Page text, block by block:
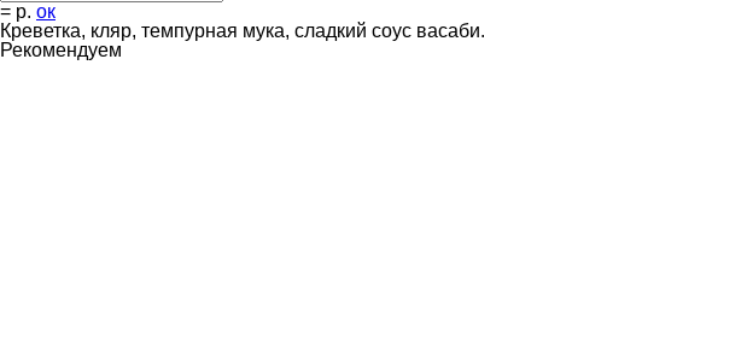
= р. ок
Креветка, кляр, темпурная мука, сладкий соус васаби.
Рекомендуем